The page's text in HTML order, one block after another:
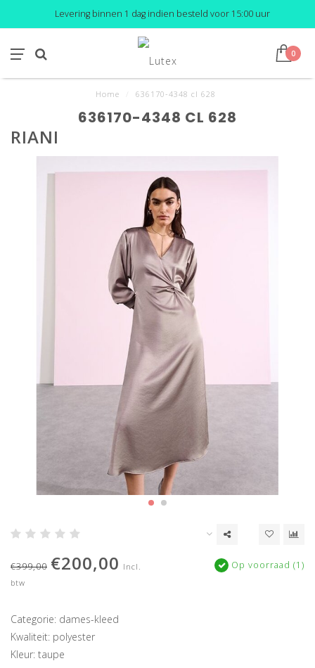
Levering binnen 1 dag indien besteld voor 15:00 uur
0
Home 636170-4348 cl 628
636170-4348 CL 628
RIANI
€399,00 €200,00 Incl.
btw
Op voorraad (1)
Categorie: dames-kleed
Kwaliteit: polyester
Kleur: taupe